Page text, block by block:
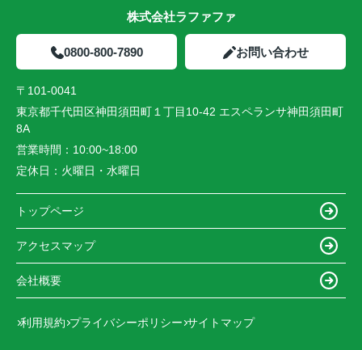
株式会社ラファファ
0800-800-7890 お問い合わせ
〒101-0041
東京都千代田区神田須田町１丁目10-42 エスペランサ神田須田町
8A
営業時間： 10:00~18:00
定休日： 火曜日・水曜日
トップページ
アクセスマップ
会社概要
利用規約 プライバシーポリシー サイトマップ